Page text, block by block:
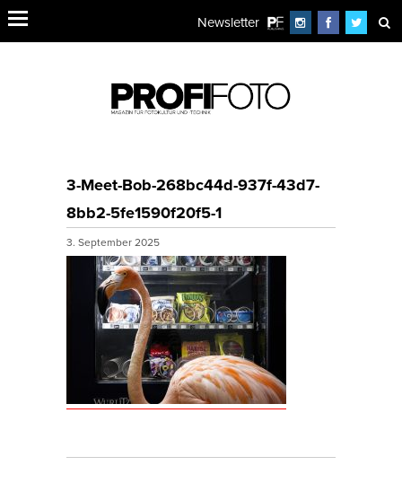
Newsletter
3-Meet-Bob-268bc44d-937f-43d7-
8bb2-5fe1590f20f5-1
3. September 2025